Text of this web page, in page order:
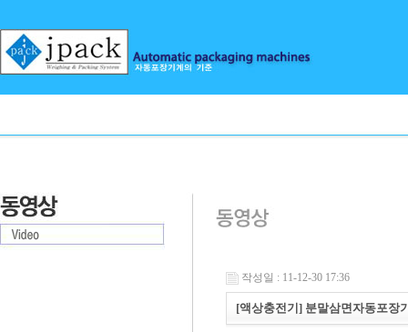
작성일 : 11-12-30 17:36
[액상충전기] 분말삼면자동포장